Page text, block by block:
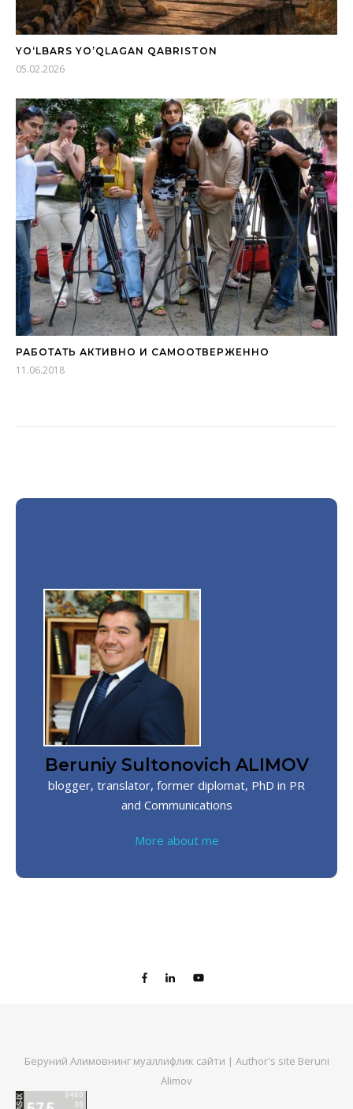
YO‘LBARS YO’QLAGAN QABRISTON
05.02.2026
РАБОТАТЬ АКТИВНО И САМООТВЕРЖЕННО
11.06.2018
Beruniy Sultonovich ALIMOV
blogger, translator, former diplomat, PhD in PR
and Communications
More about me
Беруний Алимовнинг муаллифлик сайти | Author's site Beruni
Alimov